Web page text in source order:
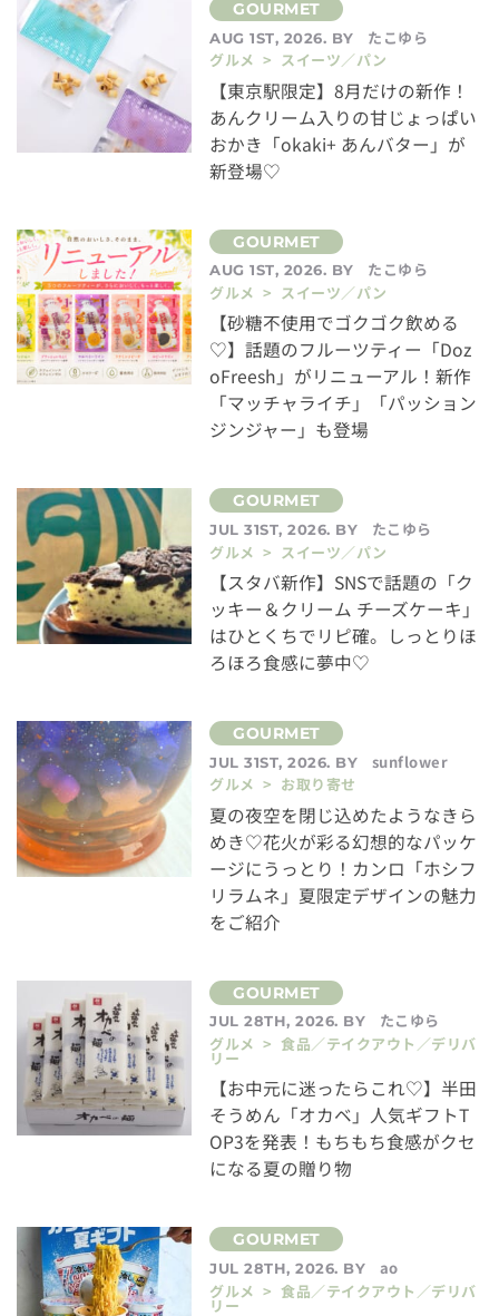
AUG 1ST, 2026. BY
たこゆら
グルメ > スイーツ／パン
【東京駅限定】8月だけの新作！
あんクリーム入りの甘じょっぱい
おかき「okaki+ あんバター」が
新登場♡
AUG 1ST, 2026. BY
たこゆら
グルメ > スイーツ／パン
【砂糖不使用でゴクゴク飲める
♡】話題のフルーツティー「Doz
oFreesh」がリニューアル！新作
「マッチャライチ」「パッション
ジンジャー」も登場
JUL 31ST, 2026. BY
たこゆら
グルメ > スイーツ／パン
【スタバ新作】SNSで話題の「ク
ッキー＆クリーム チーズケーキ」
はひとくちでリピ確。しっとりほ
ろほろ食感に夢中♡
JUL 31ST, 2026. BY
sunflower
グルメ > お取り寄せ
夏の夜空を閉じ込めたようなきら
めき♡花火が彩る幻想的なパッケ
ージにうっとり！カンロ「ホシフ
リラムネ」夏限定デザインの魅力
をご紹介
JUL 28TH, 2026. BY
たこゆら
グルメ > 食品／テイクアウト／デリバ
リー
【お中元に迷ったらこれ♡】半田
そうめん「オカベ」人気ギフトT
OP3を発表！もちもち食感がクセ
になる夏の贈り物
JUL 28TH, 2026. BY
ao
グルメ > 食品／テイクアウト／デリバ
リー